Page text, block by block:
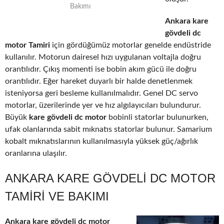
Bakımı
Ankara kare
gövdeli dc
motor Tamiri için gördüğümüz motorlar genelde endüstride
kullanılır. Motorun dairesel hızı uygulanan voltajla doğru
orantılıdır. Çıkış momenti ise bobin akım gücü ile doğru
orantılıdır. Eğer hareket duyarlı bir halde denetlenmek
isteniyorsa geri besleme kullanılmalıdır. Genel DC servo
motorlar, üzerilerinde yer ve hız algılayıcıları bulundurur.
Büyük kare gövdeli dc motor bobinli statorlar bulunurken,
ufak olanlarında sabit mıknatıs statorlar bulunur. Samarium
kobalt mıknatıslarının kullanılmasıyla yüksek güç/ağırlık
oranlarına ulaşılır.
ANKARA KARE GÖVDELI DC MOTOR
TAMIRI VE BAKIMI
Ankara kare gövdeli dc motor